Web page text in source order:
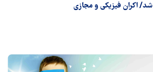
شد/ اکران فیزیکی و مجازی